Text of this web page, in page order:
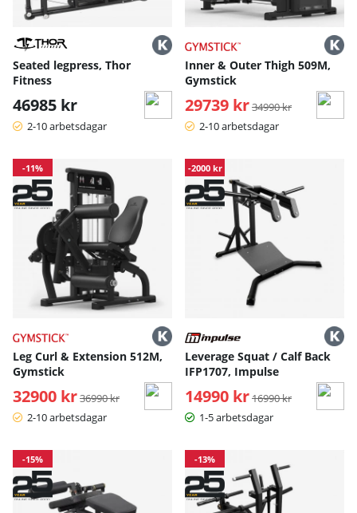
Seated legpress, Thor
Fitness
46985 kr
2-10 arbetsdagar
Inner & Outer Thigh 509M,
Gymstick
29739 kr Ordinarie pris:
34990 kr
2-10 arbetsdagar
-11%
Leg Curl & Extension 512M,
Gymstick
32900 kr Ordinarie pris:
36990 kr
2-10 arbetsdagar
-2000 kr
Leverage Squat / Calf Back
IFP1707, Impulse
14990 kr Ordinarie pris:
16990 kr
1-5 arbetsdagar
-15% -13%